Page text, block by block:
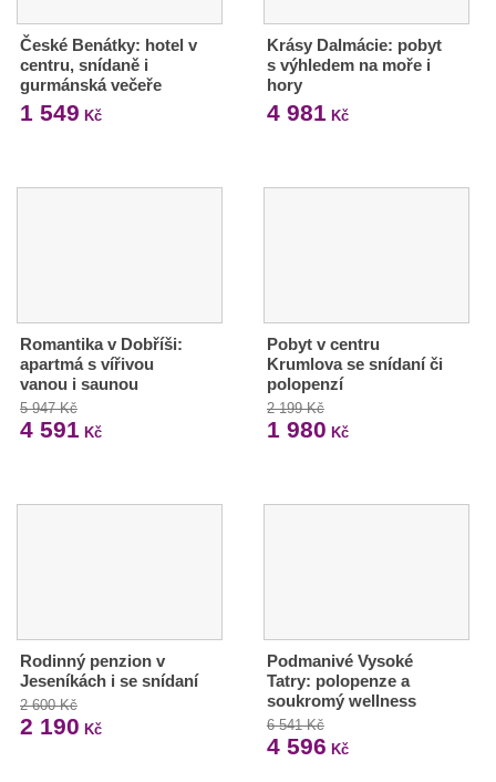
České Benátky: hotel v
centru, snídaně i
gurmánská večeře
1 549 Kč
Krásy Dalmácie: pobyt
s výhledem na moře i
hory
4 981 Kč
Romantika v Dobříši:
apartmá s vířivou
vanou i saunou
5 947 Kč
4 591 Kč
Pobyt v centru
Krumlova se snídaní či
polopenzí
2 199 Kč
1 980 Kč
Rodinný penzion v
Jeseníkách i se snídaní
2 600 Kč
2 190 Kč
Podmanivé Vysoké
Tatry: polopenze a
soukromý wellness
6 541 Kč
4 596 Kč